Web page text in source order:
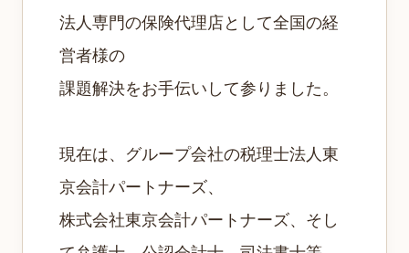
法人専門の保険代理店として全国の経
営者様の
課題解決をお手伝いして参りました。
現在は、グループ会社の税理士法人東
京会計パートナーズ、
株式会社東京会計パートナーズ、そし